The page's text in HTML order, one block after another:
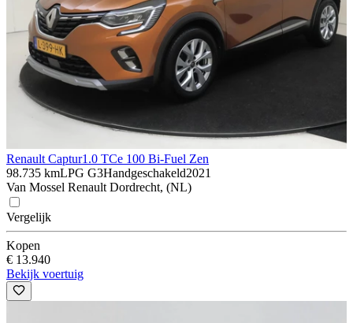
Renault Captur1.0 TCe 100 Bi-Fuel Zen
98.735 kmLPG G3Handgeschakeld2021
Van Mossel Renault Dordrecht, (NL)
Vergelijk
Kopen
€ 13.940
Bekijk voertuig